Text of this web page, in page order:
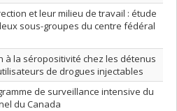
et leur milieu de travail : étude
sous-groupes du centre fédéral
à la séropositivité chez les détenus
de drogues injectables
de surveillance intensive du
du Canada